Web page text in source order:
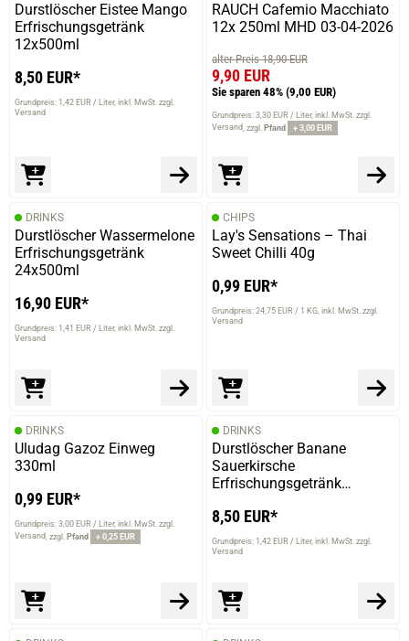
Durstlöscher Eistee Mango
Erfrischungsgetränk
12x500ml
8,50 EUR*
Grundpreis: 1,42 EUR / Liter inkl. MwSt. zzgl.
Versand
RAUCH Cafemio Macchiato
12x 250ml MHD 03-04-2026
alter Preis 18,90 EUR
9,90 EUR
Sie sparen 48% (9,00 EUR)
Grundpreis: 3,30 EUR / Liter inkl. MwSt. zzgl.
Versand zzgl. Pfand + 3,00 EUR
DRINKS
Durstlöscher Wassermelone
Erfrischungsgetränk
24x500ml
16,90 EUR*
Grundpreis: 1,41 EUR / Liter inkl. MwSt. zzgl.
Versand
CHIPS
Lay's Sensations – Thai
Sweet Chilli 40g
0,99 EUR*
Grundpreis: 24,75 EUR / 1 KG inkl. MwSt. zzgl.
Versand
DRINKS
Uludag Gazoz Einweg
330ml
0,99 EUR*
Grundpreis: 3,00 EUR / Liter inkl. MwSt. zzgl.
Versand zzgl. Pfand + 0,25 EUR
DRINKS
Durstlöscher Banane
Sauerkirsche
Erfrischungsgetränk
8,50 EUR*
Grundpreis: 1,42 EUR / Liter inkl. MwSt. zzgl.
Versand